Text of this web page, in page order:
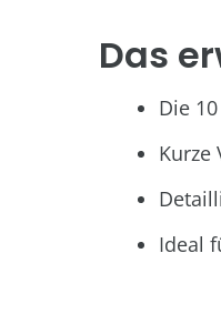
Das
Die
Kurze
Ideal